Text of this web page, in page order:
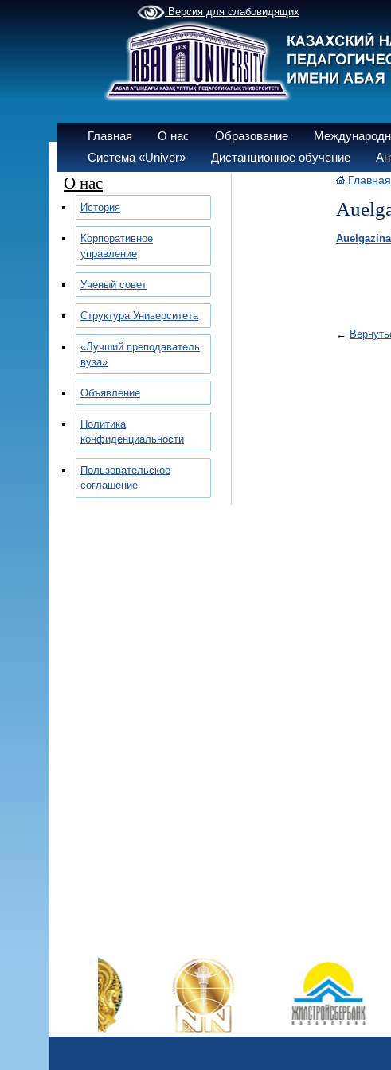
Версия для слабовидящих
Главная О нас Образование
Система «Univer»
Дистанционное обучение
О нас
История
Корпоративное
управление
Ученый совет
Структура Университета
«Лучший преподаватель
вуза»
Объявление
Политика
конфиденциальности
Пользовательское
соглашение
Главная
←